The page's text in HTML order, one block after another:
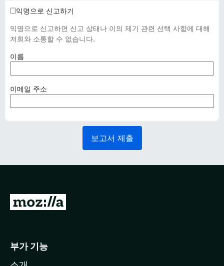
익명으로 신고하기
익명으로 신고하면 신고 상태나 이의 제기 관련 선택 사항에 대해
저희와 소통할 수 없습니다.
이름
수
사
)
이메일 주소
수
보고서 제출
M
부가 기능